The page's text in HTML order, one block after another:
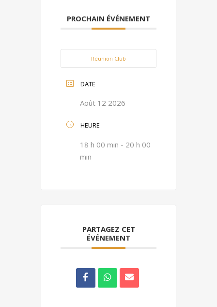
PROCHAIN ÉVÉNEMENT
Réunion Club
DATE
Août 12 2026
HEURE
18 h 00 min - 20 h 00
min
PARTAGEZ CET
ÉVÉNEMENT